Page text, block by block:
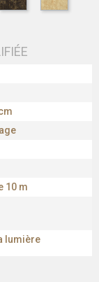
10 m
lumière